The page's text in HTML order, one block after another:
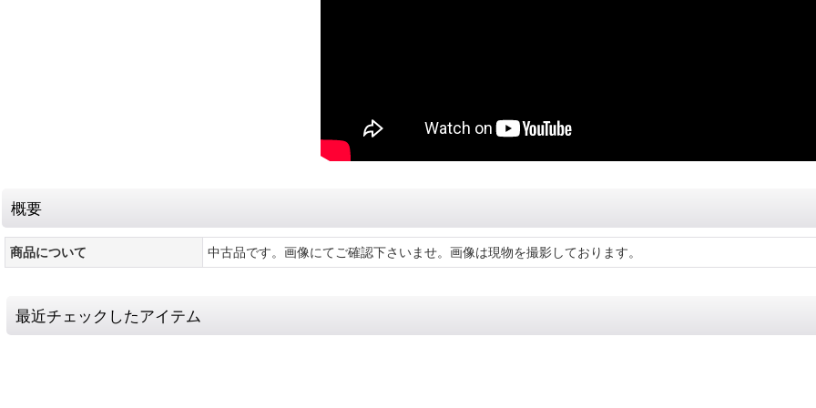
概要
商品について 中古品です。画像にてご確認下さいませ。画像は現物を撮影しております。
最近チェックしたアイテム